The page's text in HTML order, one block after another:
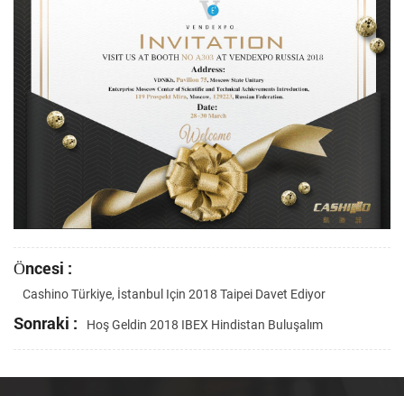
Öncesi :
Cashino Türkiye, İstanbul Için 2018 Taipei Davet Ediyor
Sonraki : Hoş Geldin 2018 IBEX Hindistan Buluşalım